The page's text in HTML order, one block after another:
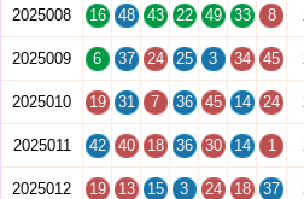
2025008 16 48 43 22 49 33 8
2025009 6 37 24 25 3 34 45
2025010 19 31 7 36 45 14 24
2025011 42 40 18 36 30 14 1
2025012 19 13 15 3 24 18 37